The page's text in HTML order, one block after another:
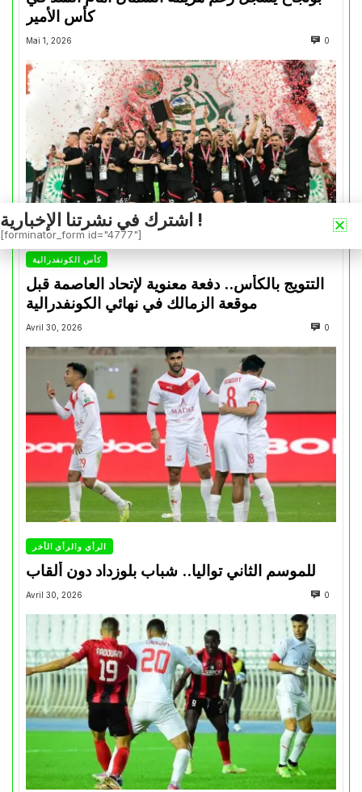
كأس الأمير
Mai 1, 2026 0
كأس الكونفدرالية
التتويج بالكأس.. دفعة معنوية لإتحاد العاصمة قبل
موقعة الزمالك في نهائي الكونفدرالية
Avril 30, 2026 0
الرأي والرأي الأخر
للموسم الثاني تواليا.. شباب بلوزداد دون ألقاب
Avril 30, 2026 0
اشترك في نشرتنا الإخبارية !
[forminator_form id="4777"]